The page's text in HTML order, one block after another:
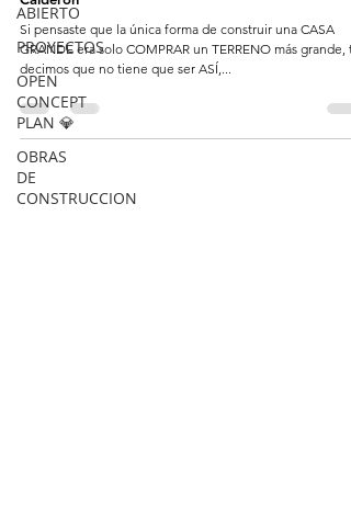
ABIERTO
PROYECTOS
OPEN
CONCEPT
PLAN 💎
OBRAS
DE
CONSTRUCCION
Si pensaste que la única forma de construir una CASA
GRANDE era solo COMPRAR un TERRENO más grande,
decimos que no tiene que ser ASÍ,...